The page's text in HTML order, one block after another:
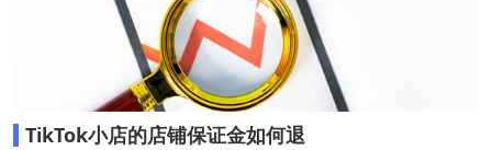
TikTok小店的店铺保证金如何退